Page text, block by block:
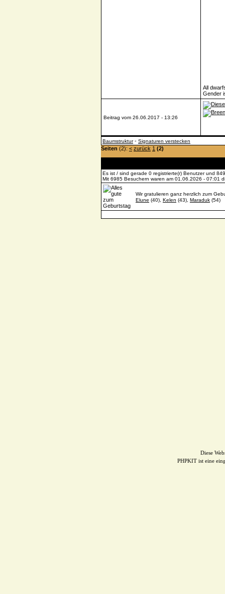
All
Gender
Beitrag vom 26.06.2017 - 13:26
Baumstruktur- Signaturen verstecken
Seiten (2): < zurück 1 (2)
Es ist / sind gerade 0 registrierte(r) Benutzer und
Mit 6985 Besuchern waren am 01.06.2026 - 07:01
Wir gratulieren ganz herzlich zum
Elune (40), Kelen (43), Maraduk (54)
Diese
PHPKIT ist eine